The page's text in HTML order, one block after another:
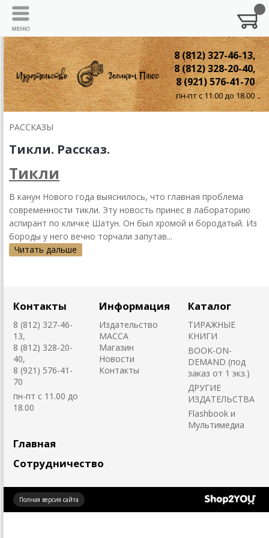
8 (812) 327-46-13,
8 (812) 328-20-40,
8 (921) 576-41-70
пн-пт с 11.00 до 18.00
РАССКАЗЫ
Тикли. Рассказ.
Тикли
В канун Нового года выяснилось, что главная проблема
современности тикли. Эту новость принес в лабораторию
аспирант по кличке Шатун. Он был хромой и бородатый. Из
бороды у него вечно торчали запутав...
Читать дальше
Контакты
8 (812) 327-46-
13,
8 (812) 328-20-
40,
8 (921) 576-41-
70
пн-пт с 11.00 до
18.00
Информация
Издательство
MACCA
Магазин
Новости
Контакты
Каталог
ТИРАЖНЫЕ
КНИГИ
BOOK-ON-
DEMAND (под
заказ от 1 экз.)
ДРУГИЕ
ИЗДАТЕЛЬСТВА
Flashbook и
Мультимедиа
Главная
Сотрудничество
Полная версия сайта